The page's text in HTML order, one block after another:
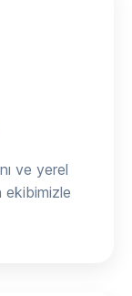
ve yerel
ekibimizle